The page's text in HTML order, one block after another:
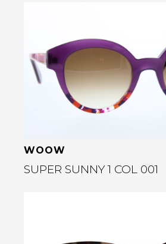
WOOW
SUPER SUNNY 1 COL 001